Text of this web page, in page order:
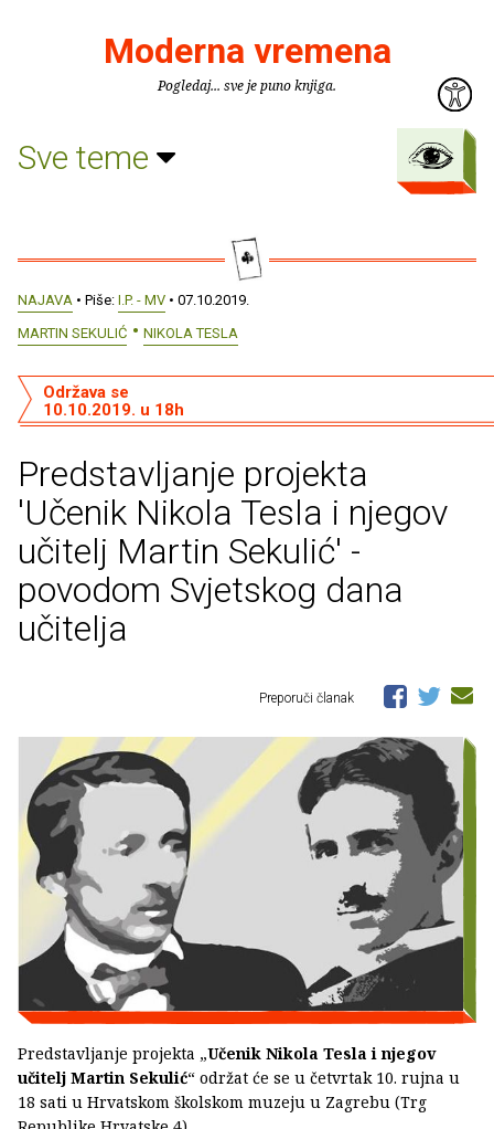
Moderna vremena
Pogledaj... sve je puno knjiga.
Sve teme
NAJAVA • Piše: I.P. - MV • 07.10.2019.
MARTIN SEKULIĆ
NIKOLA TESLA
Predstavljanje projekta
'Učenik Nikola Tesla i njegov
učitelj Martin Sekulić' -
povodom Svjetskog dana
učitelja
Održava se
10.10.2019. u 18h
Preporuči članak
Predstavljanje projekta „Učenik Nikola Tesla i njegov
učitelj Martin Sekulić“ održat će se u četvrtak 10. rujna u
18 sati u Hrvatskom školskom muzeju u Zagrebu (Trg